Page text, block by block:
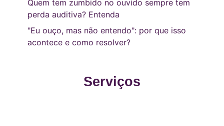
Quem tem zumbido no ouvido sempre tem
perda auditiva? Entenda
"Eu ouço, mas não entendo": por que isso
acontece e como resolver?
Serviços